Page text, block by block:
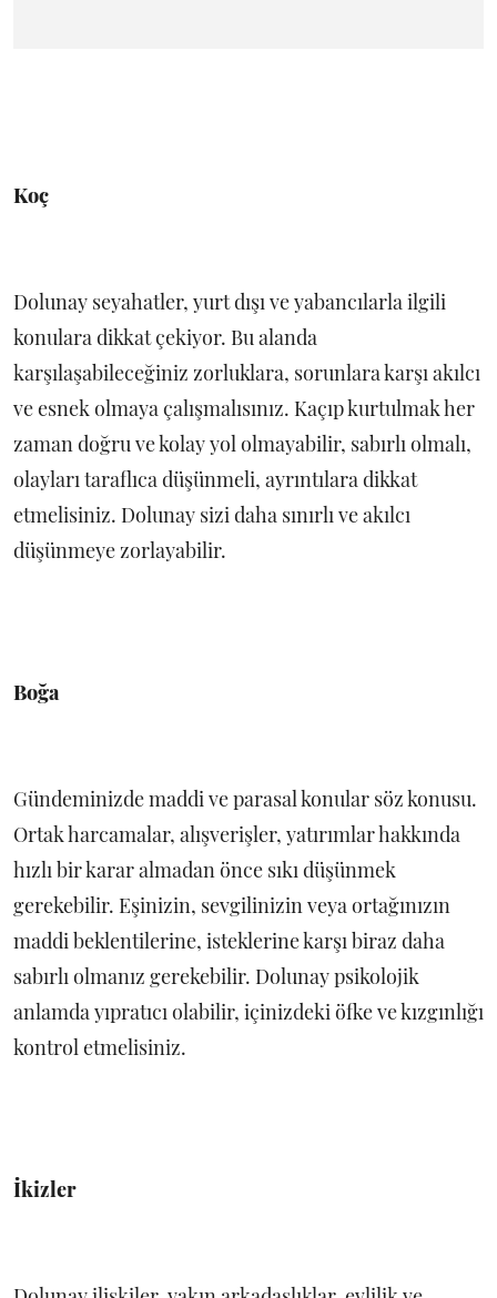
Koç
Dolunay seyahatler, yurt dışı ve yabancılarla ilgili
konulara dikkat çekiyor. Bu alanda
karşılaşabileceğiniz zorluklara, sorunlara karşı akılcı
ve esnek olmaya çalışmalısınız. Kaçıp kurtulmak her
zaman doğru ve kolay yol olmayabilir, sabırlı olmalı,
olayları taraflıca düşünmeli, ayrıntılara dikkat
etmelisiniz. Dolunay sizi daha sınırlı ve akılcı
düşünmeye zorlayabilir.
Boğa
Gündeminizde maddi ve parasal konular söz konusu.
Ortak harcamalar, alışverişler, yatırımlar hakkında
hızlı bir karar almadan önce sıkı düşünmek
gerekebilir. Eşinizin, sevgilinizin veya ortağınızın
maddi beklentilerine, isteklerine karşı biraz daha
sabırlı olmanız gerekebilir. Dolunay psikolojik
anlamda yıpratıcı olabilir, içinizdeki öfke ve kızgınlığı
kontrol etmelisiniz.
İkizler